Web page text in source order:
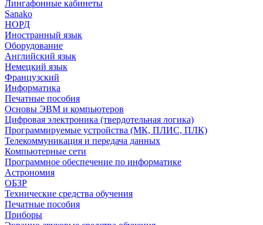
Лингафонные кабинеты
Sanako
НОРД
Иностранный язык
Оборудование
Английский язык
Немецкий язык
Французский
Информатика
Печатные пособия
Основы ЭВМ и компьютеров
Цифровая электроника (твердотельная логика)
Программируемые устройства (МК, ПЛИС, ПЛК)
Телекоммуникация и передача данных
Компьютерные сети
Программное обеспечение по информатике
Астрономия
ОБЗР
Технические средства обучения
Печатные пособия
Приборы